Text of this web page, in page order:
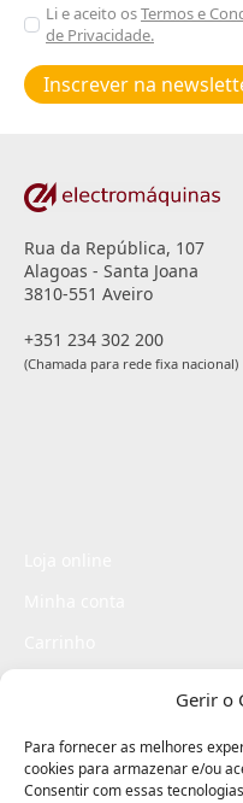
Gerir o
Para fornecer as melhores
cookies para armazenar e/ou
Consentir com essas
Aceitar
Poiticas
de
privacidade
Li e aceito osTermos e
de Privacidade.
Inscrever na
Rua da República, 107
Alagoas - Santa Joana
3810-551 Aveiro
+351 234 302 200
(Chamada para rede fixa nacional)